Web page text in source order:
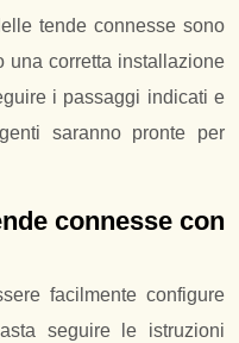
tende connesse sono
una corretta installazione
i passaggi indicati e
saranno pronte per
connesse con
facilmente configure
seguire le istruzioni